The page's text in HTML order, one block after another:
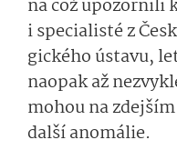
na což upozornili
i specialisté z
gického ústavu,
naopak až
mohou na
další anomálie.